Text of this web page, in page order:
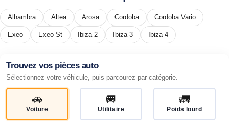
Alhambra Altea Arosa Cordoba Cordoba Vario
Exeo Exeo St Ibiza 2 Ibiza 3 Ibiza 4
Trouvez vos pièces auto
Sélectionnez votre véhicule, puis parcourez par catégorie.
🚗
Voiture
🚐
Utilitaire
🚛
Poids lourd